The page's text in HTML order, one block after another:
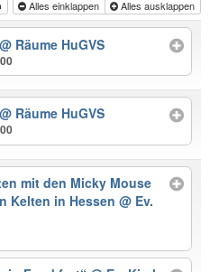
Alles einklappen Alles ausklappen
@ Räume HuGVS
@ Räume HuGVS
mit den Micky Mouse
Kelten in Hessen@ Ev.